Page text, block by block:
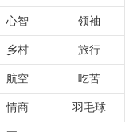
心智 领袖
乡村 旅行
航空 吃苦
情商 羽毛球